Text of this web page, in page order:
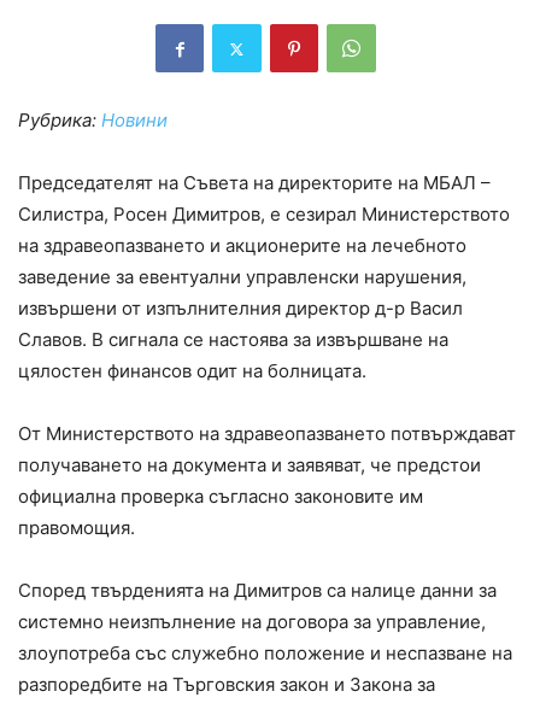
Рубрика: Новини
Председателят на Съвета на директорите на МБАЛ –
Силистра, Росен Димитров, е сезирал Министерството
на здравеопазването и акционерите на лечебното
заведение за евентуални управленски нарушения,
извършени от изпълнителния директор д-р Васил
Славов. В сигнала се настоява за извършване на
цялостен финансов одит на болницата.
От Министерството на здравеопазването потвърждават
получаването на документа и заявяват, че предстои
официална проверка съгласно законовите им
правомощия.
Според твърденията на Димитров са налице данни за
системно неизпълнение на договора за управление,
злоупотреба със служебно положение и неспазване на
разпоредбите на Търговския закон и Закона за